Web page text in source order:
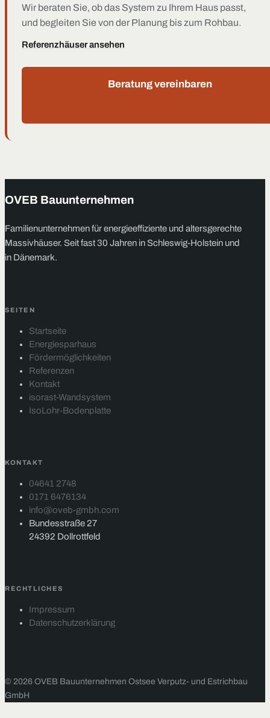
Wir beraten Sie, ob das System zu Ihrem Haus passt,
und begleiten Sie von der Planung bis zum Rohbau.
Referenzhäuser ansehen
Beratung vereinbaren
OVEB Bauunternehmen
Familienunternehmen für energieeffiziente und altersgerechte
Massivhäuser. Seit fast 30 Jahren in Schleswig-Holstein und
in Dänemark.
SEITEN
Startseite
Energiesparhaus
Fördermöglichkeiten
Referenzen
Kontakt
isorast-Wandsystem
IsoLohr-Bodenplatte
KONTAKT
04641 2748
0171 6476134
info@oveb-gmbh.com
Bundesstraße 27
24392 Dollrottfeld
RECHTLICHES
Impressum
Datenschutzerklärung
© 2026 OVEB Bauunternehmen Ostsee Verputz- und Estrichbau
GmbH